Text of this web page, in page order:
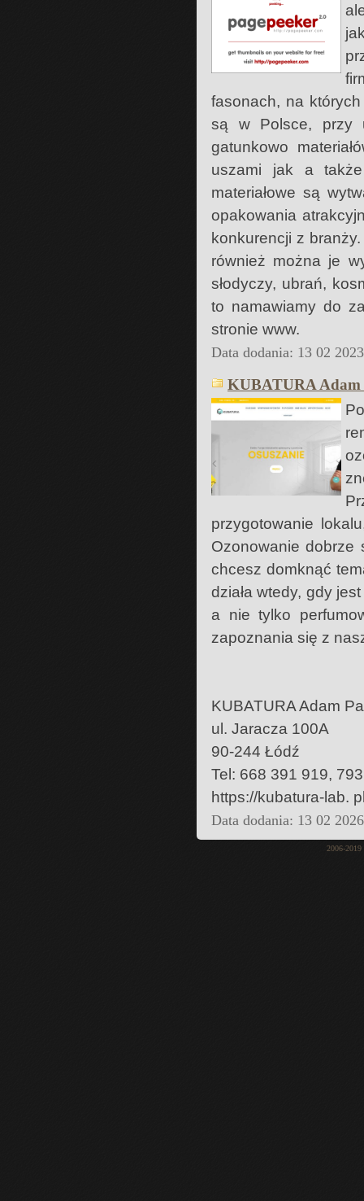
fasonach, na
są w Polsce, przy
gatunkowo
uszami jak a
materiałowe są
opakowania
konkurencji z
również można je
słodyczy, ubrań,
to namawiamy do
stronie www.
Data dodania: 13 02
KUBATURA Adam
przygotowanie
Ozonowanie dobrze
chcesz domknąć
działa wtedy, gdy
a nie tylko
zapoznania się z
KUBATURA Adam
ul. Jaracza 100A
90-244 Łódź
Tel: 668 391 919,
https://kubatura-lab.
Data dodania: 13 02
2006-